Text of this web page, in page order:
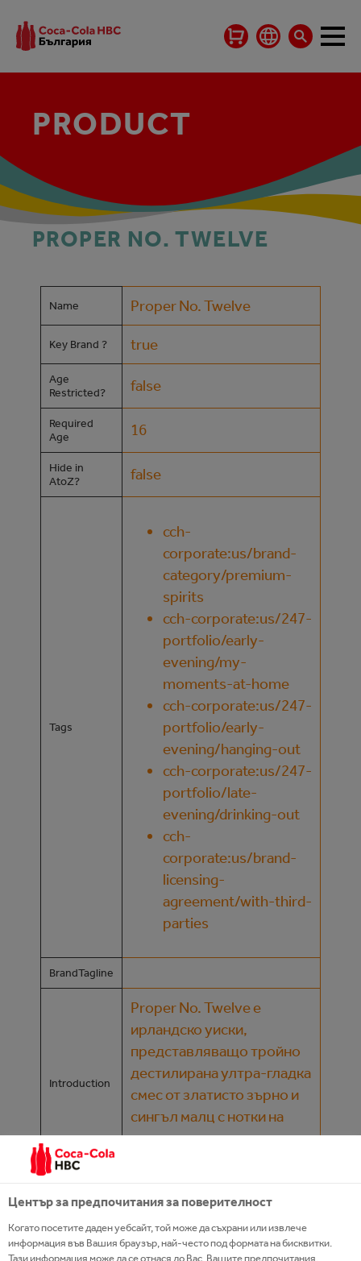
PRODUCT
PROPER NO. TWELVE
Name Proper No. Twelve
Key Brand ? true
Age
Restricted?
false
Required
Age
16
Hide in
AtoZ?
false
Tags
cch-
corporate:us/brand-
category/premium-
spirits
cch-corporate:us/247-
portfolio/early-
evening/my-
moments-at-home
cch-corporate:us/247-
portfolio/early-
evening/hanging-out
cch-corporate:us/247-
portfolio/late-
evening/drinking-out
cch-
corporate:us/brand-
licensing-
agreement/with-third-
parties
BrandTagline
Introduction
Proper No. Twelve е
ирландско уиски,
представляващо тройно
дестилирана ултра-гладка
смес от златисто зърно и
сингъл малц с нотки на
ванилия, мед и препечено
Information
Ingredients
Център за предпочитания за поверителност
Когато посетите даден уебсайт, той може да съхрани или извлече
информация във Вашия браузър, най-често под формата на бисквитки.
Тази информация може да се отнася до Вас, Вашите предпочитания,